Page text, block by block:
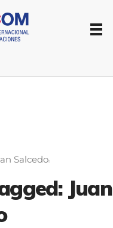
Salcedo
Juan